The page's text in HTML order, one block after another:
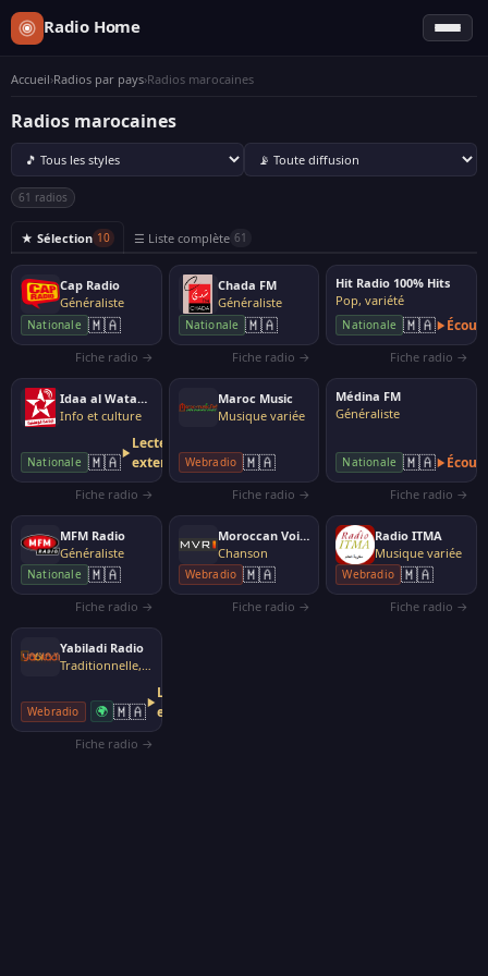
Radio Home
Accueil›Radios par pays›Radios marocaines
Radios marocaines
61 radios
★ Sélection 10 ☰ Liste complète 61
Cap Radio
Généraliste
Nationale 🇲🇦
Fiche radio →
Chada FM
Généraliste
Nationale 🇲🇦
Fiche radio →
Hit Radio 100% Hits
Pop, variété
Nationale 🇲🇦
Fiche radio →
Idaa al Watania (Radio Nationale Marocaine)
Info et culture
Nationale 🇲🇦
Lecteur
externe
Fiche radio →
Maroc Music
Musique variée
Webradio 🇲🇦
Fiche radio →
Médina FM
Généraliste
Nationale 🇲🇦
Fiche radio →
MFM Radio
Généraliste
Nationale 🇲🇦
Fiche radio →
Moroccan Voice Radio
Chanson
Webradio 🇲🇦
Fiche radio →
Radio ITMA
Musique variée
Webradio 🇲🇦
Fiche radio →
Yabiladi Radio
Traditionnelle, folk
Webradio 🌍 🇲🇦
Lecteur
externe
Fiche radio →